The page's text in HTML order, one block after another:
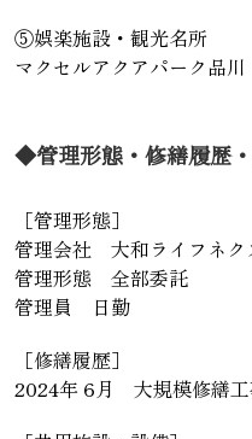
⑤娯楽施設・観光名所
マクセルアクアパーク品
◆管理形態・修繕履歴
［管理形態］
管理会社 大和ライフネク
管理形態 全部委託
管理員 日勤
［修繕履歴］
2024年 6月 大規模修繕